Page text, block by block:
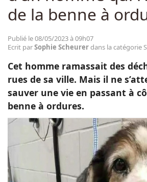
Guides
de la benne à
Publié le 08/05/2023 à 09h07
Ecrit parSophie Scheurerdans la catégorie
Cet homme ramassait des
rues de sa ville. Mais il ne
sauver une vie en passant à
benne à ordures.